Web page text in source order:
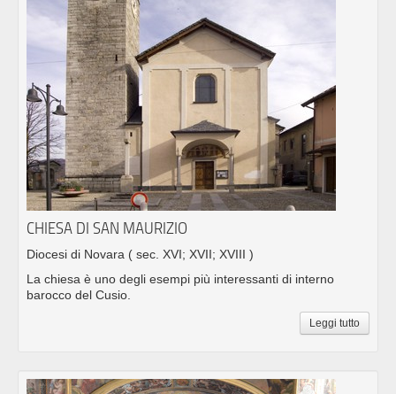
CHIESA DI SAN MAURIZIO
Diocesi di Novara ( sec. XVI; XVII; XVIII )
La chiesa è uno degli esempi più interessanti di interno
barocco del Cusio.
Leggi tutto